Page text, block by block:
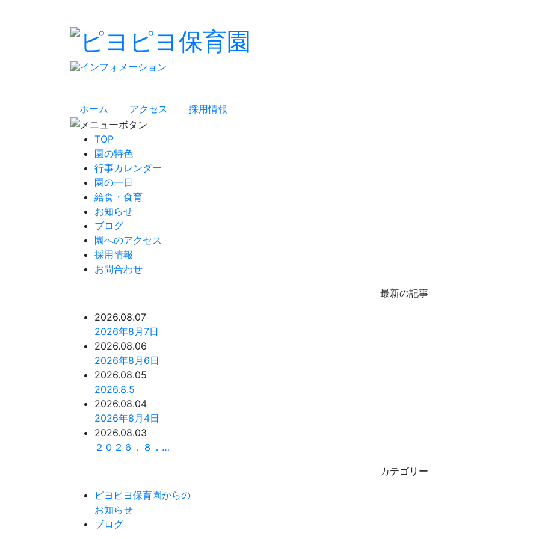
ホーム アクセス 採用情報
TOP
園の特色
行事カレンダー
園の一日
給食・食育
お知らせ
ブログ
園へのアクセス
採用情報
お問合わせ
最新の記事
2026.08.07
2026年8月7日
2026.08.06
2026年8月6日
2026.08.05
2026.8.5
2026.08.04
2026年8月4日
2026.08.03
２０２６．８．…
カテゴリー
ピヨピヨ保育園からの
お知らせ
ブログ